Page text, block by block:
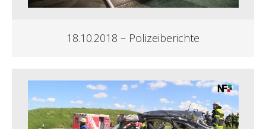
18.10.2018 – Polizeiberichte